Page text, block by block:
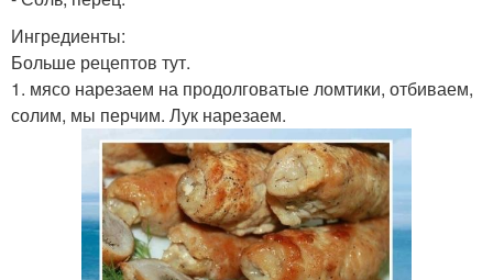
Ингредиенты:
Больше рецептов тут.
1. мясо нарезаем на продолговатые ломтики, отбиваем,
солим, мы перчим. Лук нарезаем.